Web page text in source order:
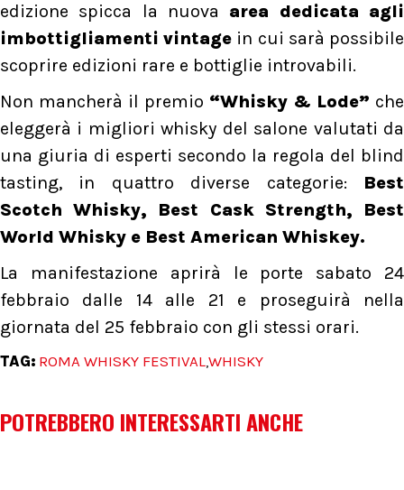
edizione spicca la nuova area dedicata agli
imbottigliamenti vintage in cui sarà possibile
scoprire edizioni rare e bottiglie introvabili.
Non mancherà il premio “Whisky & Lode” che
eleggerà i migliori whisky del salone valutati da
una giuria di esperti secondo la regola del blind
tasting, in quattro diverse categorie: Best
Scotch Whisky, Best Cask Strength, Best
World Whisky e Best American Whiskey.
La manifestazione aprirà le porte sabato 24
febbraio dalle 14 alle 21 e proseguirà nella
giornata del 25 febbraio con gli stessi orari.
TAG: ROMA WHISKY FESTIVAL,WHISKY
POTREBBERO INTERESSARTI ANCHE